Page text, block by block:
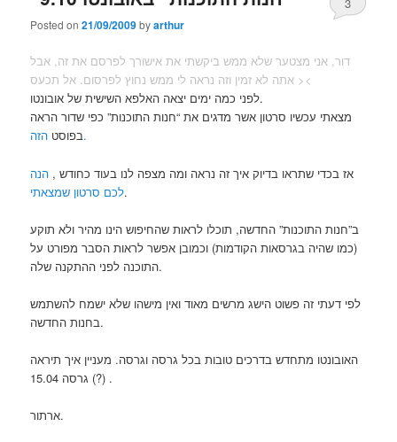
Posted on21/09/2009byarthur
3
דור, אני מצטער שלא ממש ביקשתי את אישורך לפרסם את זה, אבל
אתה לא זמין וזה נראה לי ממש נחוץ לפרסום. אל תכעס ><
לפני כמה ימים יצאה האלפא השישית של אובונטו.
מצאתי עכשיו סרטון אשר מדגים את “חנות התוכנות” כפי שדור הראה
בפוסטהזה.
אז בכדי שתראו בדיוק איך זה נראה ומה מצפה לנו בעוד כחודש , הנה
לכם סרטון שמצאתי.
ב”חנות התוכנות” החדשה, תוכלו לראות שהחיפוש הינו מהיר ולא תוקע
(כמו שהיה בגרסאות הקודמות) וכמובן אפשר לראות הסבר מפורט על
התוכנה לפני ההתקנה שלה.
לפי דעתי זה פשוט הישג מרשים מאוד ואין מישהו שלא ישמח להשתמש
בחנות החדשה.
האובונטו מתחדש בדרכים טובות בכל גרסה וגרסה. מעניין איך תיראה
גרסה 15.04 (?) .
ארתור.